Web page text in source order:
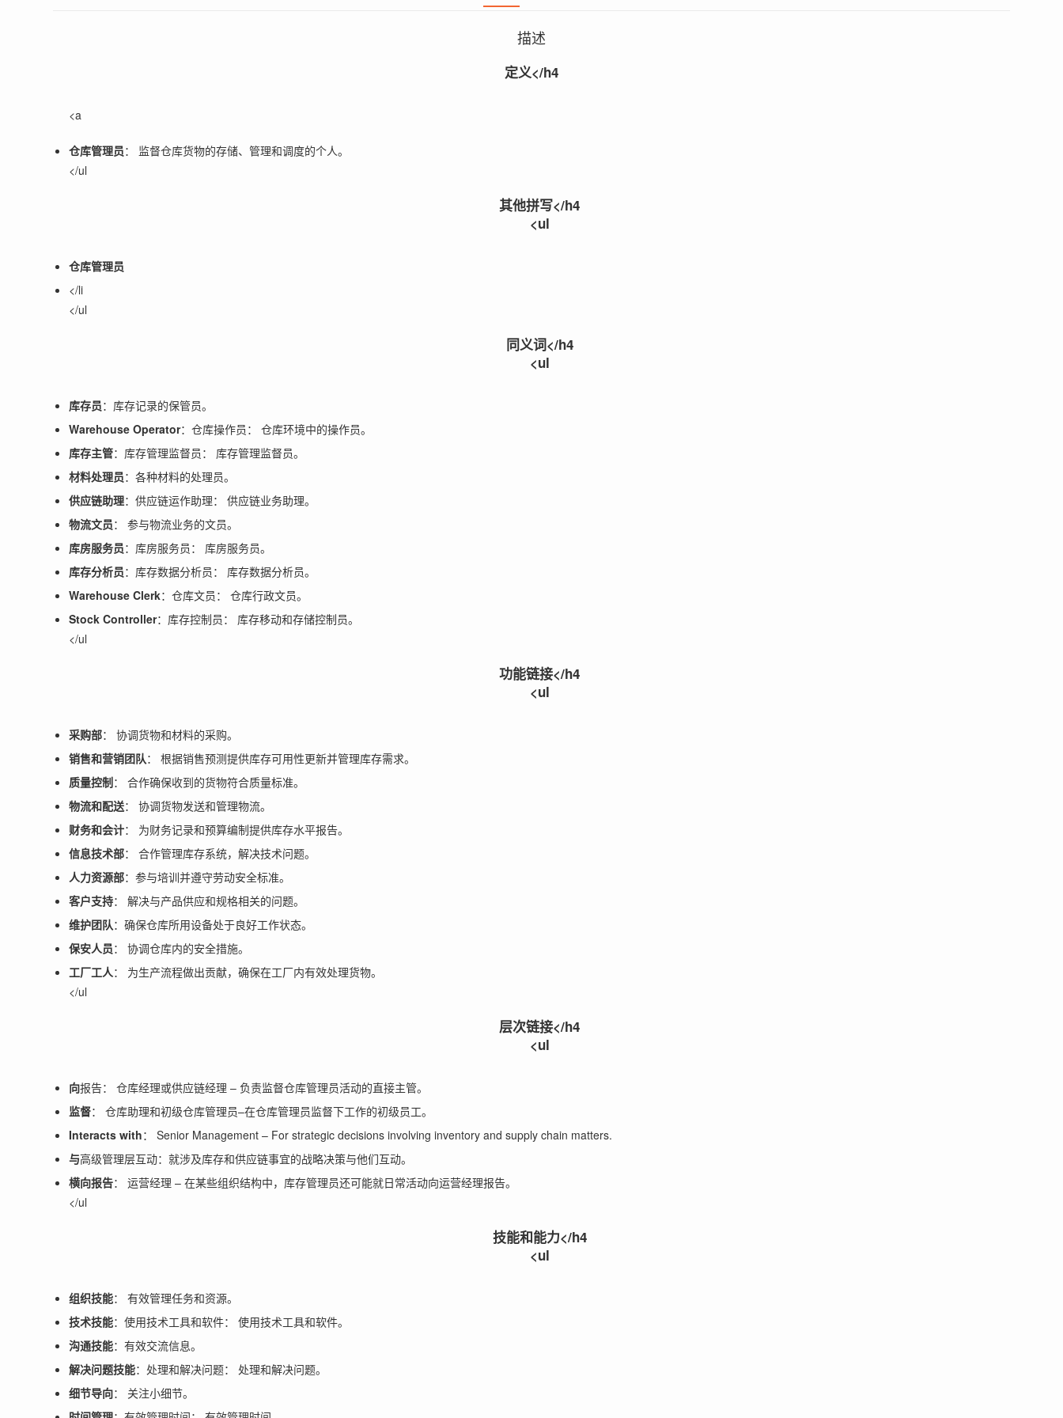
描述
定义</h4
<a
仓库管理员： 监督仓库货物的存储、管理和调度的个人。
</ul
其他拼写</h4
<ul
仓库管理员
</li
</ul
同义词</h4
<ul
库存员：库存记录的保管员。
Warehouse Operator：仓库操作员： 仓库环境中的操作员。
库存主管：库存管理监督员： 库存管理监督员。
材料处理员：各种材料的处理员。
供应链助理：供应链运作助理： 供应链业务助理。
物流文员： 参与物流业务的文员。
库房服务员：库房服务员： 库房服务员。
库存分析员：库存数据分析员： 库存数据分析员。
Warehouse Clerk：仓库文员： 仓库行政文员。
Stock Controller：库存控制员： 库存移动和存储控制员。
</ul
功能链接</h4
<ul
采购部： 协调货物和材料的采购。
销售和营销团队： 根据销售预测提供库存可用性更新并管理库存需求。
质量控制： 合作确保收到的货物符合质量标准。
物流和配送： 协调货物发送和管理物流。
财务和会计： 为财务记录和预算编制提供库存水平报告。
信息技术部： 合作管理库存系统，解决技术问题。
人力资源部：参与培训并遵守劳动安全标准。
客户支持： 解决与产品供应和规格相关的问题。
维护团队：确保仓库所用设备处于良好工作状态。
保安人员： 协调仓库内的安全措施。
工厂工人： 为生产流程做出贡献，确保在工厂内有效处理货物。
</ul
层次链接</h4
<ul
向报告： 仓库经理或供应链经理 – 负责监督仓库管理员活动的直接主管。
监督： 仓库助理和初级仓库管理员–在仓库管理员监督下工作的初级员工。
Interacts with： Senior Management – For strategic decisions involving inventory and supply chain matters.
与高级管理层互动：就涉及库存和供应链事宜的战略决策与他们互动。
横向报告： 运营经理 – 在某些组织结构中，库存管理员还可能就日常活动向运营经理报告。
</ul
技能和能力</h4
<ul
组织技能： 有效管理任务和资源。
技术技能：使用技术工具和软件： 使用技术工具和软件。
沟通技能：有效交流信息。
解决问题技能：处理和解决问题： 处理和解决问题。
细节导向： 关注小细节。